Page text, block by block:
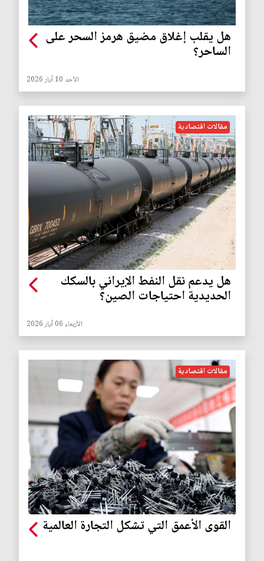
هل يقلب إغلاق مضيق هرمز السحر على
الساحر؟
الأحد 10 آيار 2026
مقالات اقتصادية
هل يدعم نقل النفط الإيراني بالسكك
الحديدية احتياجات الصين؟
الأربعاء 06 آيار 2026
مقالات اقتصادية
القوى الأعمق التي تشكل التجارة العالمية